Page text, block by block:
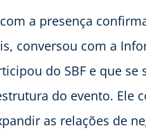
a presença
conversou com a
do SBF e que
do evento. Ele
as relações de